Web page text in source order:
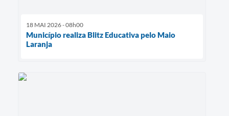
18 MAI 2026 - 08h00
Município realiza Blitz Educativa pelo Maio
Laranja